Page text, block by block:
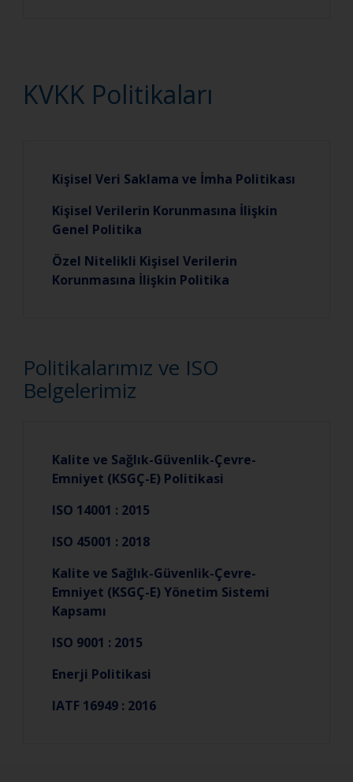
KVKK Politikaları
Kişisel Veri Saklama ve İmha Politikası
Kişisel Verilerin Korunmasına İlişkin
Genel Politika
Özel Nitelikli Kişisel Verilerin
Korunmasına İlişkin Politika
Politikalarımız ve ISO
Belgelerimiz
Kalite ve Sağlık-Güvenlik-Çevre-
Emniyet (KSGÇ-E) Politikasi
ISO 14001 : 2015
ISO 45001 : 2018
Kalite ve Sağlık-Güvenlik-Çevre-
Emniyet (KSGÇ-E) Yönetim Sistemi
Kapsamı
ISO 9001 : 2015
Enerji Politikasi
IATF 16949 : 2016